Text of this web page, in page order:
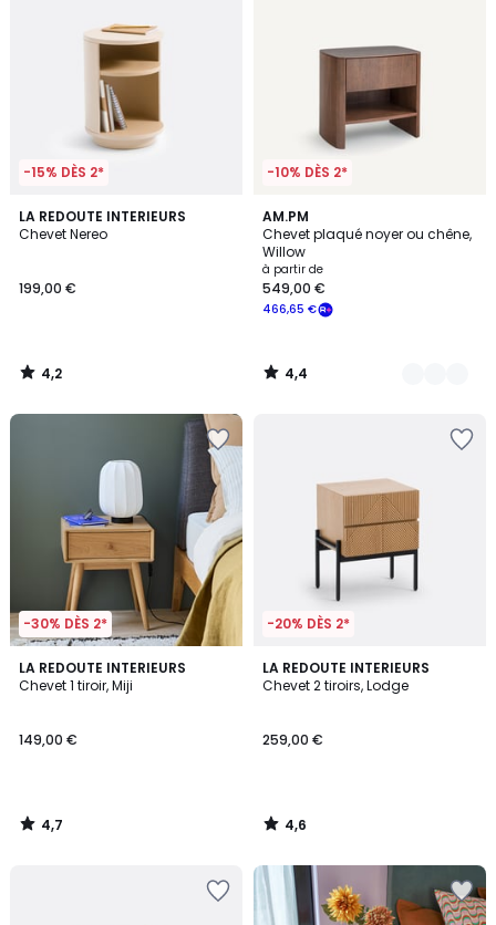
-15% DÈS 2*
LA REDOUTE INTERIEURS
Chevet Nereo
199,00 €
4,2
/ 5
4,2
/
-10% DÈS 2*
AM.PM
Chevet plaqué noyer ou chêne,
Willow
à partir de
466,65 €
549,00 €
4,4
/ 5
2
Couleurs
4,4
/
-30% DÈS 2*
LA REDOUTE INTERIEURS
Chevet 1 tiroir, Miji
149,00 €
4,7
/ 5
4,7
/
-20% DÈS 2*
LA REDOUTE INTERIEURS
Chevet 2 tiroirs, Lodge
259,00 €
4,6
/ 5
4,6
/